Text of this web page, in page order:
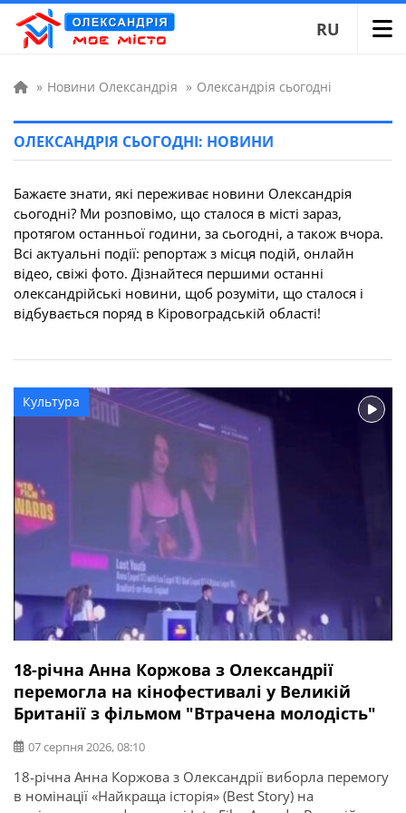
RU
» Новини Олександрія » Олександрія сьогодні
ОЛЕКСАНДРІЯ СЬОГОДНІ: НОВИНИ
Бажаєте знати, які переживає новини Олександрія
сьогодні? Ми розповімо, що сталося в місті зараз,
протягом останньої години, за сьогодні, а також вчора.
Всі актуальні події: репортаж з місця подій, онлайн
відео, свіжі фото. Дізнайтеся першими останні
олександрійські новини, щоб розуміти, що сталося і
відбувається поряд в Кіровоградській області!
Культура
18-річна Анна Коржова з Олександрії
перемогла на кінофестивалі у Великій
Британії з фільмом "Втрачена молодість"
07 серпня 2026, 08:10
18-річна Анна Коржова з Олександрії виборла перемогу
в номінації «Найкраща історія» (Best Story) на